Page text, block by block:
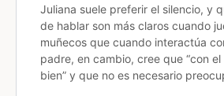
Juliana suele preferir el silencio, y
de hablar son más claros cuando
muñecos que cuando interactúa
padre, en cambio, cree que “con
bien” y que no es necesario